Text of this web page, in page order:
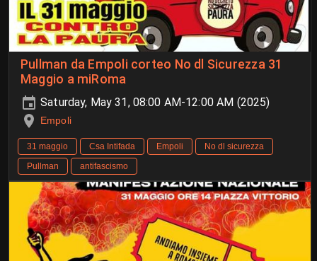
Pullman da Empoli corteo No dl Sicurezza 31
Maggio a miRoma
Saturday, May 31, 08:00 AM-12:00 AM (2025)
Empoli
31 maggio Csa Intifada Empoli
No dl sicurezza
Pullman
antifascismo